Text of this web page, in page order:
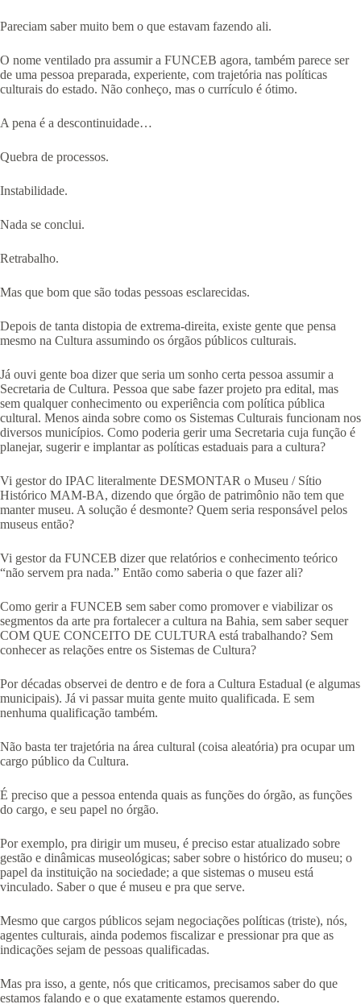
Pareciam saber muito bem o que estavam fazendo ali.
O nome ventilado pra assumir a FUNCEB agora, também parece ser
de uma pessoa preparada, experiente, com trajetória nas políticas
culturais do estado. Não conheço, mas o currículo é ótimo.
A pena é a descontinuidade…
Quebra de processos.
Instabilidade.
Nada se conclui.
Retrabalho.
Mas que bom que são todas pessoas esclarecidas.
Depois de tanta distopia de extrema-direita, existe gente que pensa
mesmo na Cultura assumindo os órgãos públicos culturais.
Já ouvi gente boa dizer que seria um sonho certa pessoa assumir a
Secretaria de Cultura. Pessoa que sabe fazer projeto pra edital, mas
sem qualquer conhecimento ou experiência com política pública
cultural. Menos ainda sobre como os Sistemas Culturais funcionam nos
diversos municípios. Como poderia gerir uma Secretaria cuja função é
planejar, sugerir e implantar as políticas estaduais para a cultura?
Vi gestor do IPAC literalmente DESMONTAR o Museu / Sítio
Histórico MAM-BA, dizendo que órgão de patrimônio não tem que
manter museu. A solução é desmonte? Quem seria responsável pelos
museus então?
Vi gestor da FUNCEB dizer que relatórios e conhecimento teórico
“não servem pra nada.” Então como saberia o que fazer ali?
Como gerir a FUNCEB sem saber como promover e viabilizar os
segmentos da arte pra fortalecer a cultura na Bahia, sem saber sequer
COM QUE CONCEITO DE CULTURA está trabalhando? Sem
conhecer as relações entre os Sistemas de Cultura?
Por décadas observei de dentro e de fora a Cultura Estadual (e algumas
municipais). Já vi passar muita gente muito qualificada. E sem
nenhuma qualificação também.
Não basta ter trajetória na área cultural (coisa aleatória) pra ocupar um
cargo público da Cultura.
É preciso que a pessoa entenda quais as funções do órgão, as funções
do cargo, e seu papel no órgão.
Por exemplo, pra dirigir um museu, é preciso estar atualizado sobre
gestão e dinâmicas museológicas; saber sobre o histórico do museu; o
papel da instituição na sociedade; a que sistemas o museu está
vinculado. Saber o que é museu e pra que serve.
Mesmo que cargos públicos sejam negociações políticas (triste), nós,
agentes culturais, ainda podemos fiscalizar e pressionar pra que as
indicações sejam de pessoas qualificadas.
Mas pra isso, a gente, nós que criticamos, precisamos saber do que
estamos falando e o que exatamente estamos querendo.